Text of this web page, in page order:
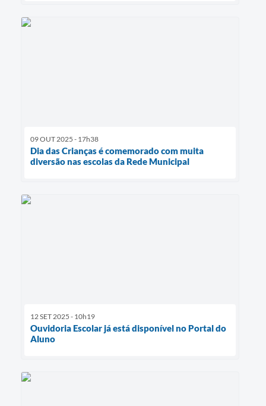
09 OUT 2025 - 17h38
Dia das Crianças é comemorado com muita
diversão nas escolas da Rede Municipal
12 SET 2025 - 10h19
Ouvidoria Escolar já está disponível no Portal do
Aluno